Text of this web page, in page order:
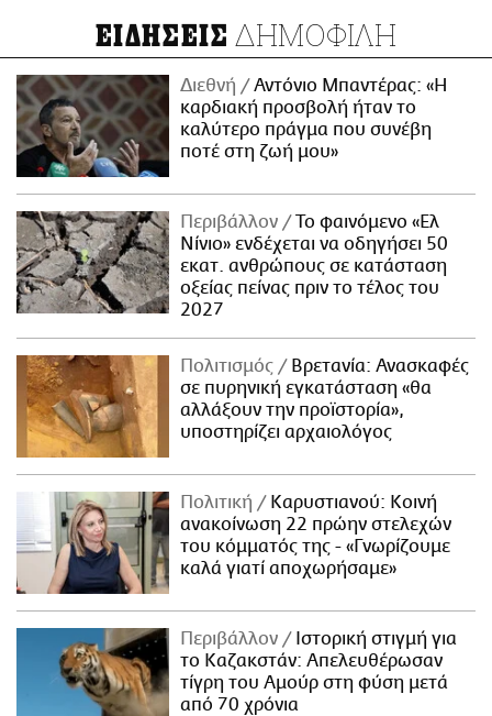
ΕΙΔΗΣΕΙΣ ΔΗΜΟΦΙΛΗ
Διεθνή
Αντόνιο Μπαντέρας: «Η
καρδιακή προσβολή ήταν το
καλύτερο πράγμα που συνέβη
ποτέ στη ζωή μου»
Περιβάλλον
Το φαινόμενο «Ελ
Νίνιο» ενδέχεται να οδηγήσει 50
εκατ. ανθρώπους σε κατάσταση
οξείας πείνας πριν το τέλος του
2027
Πολιτισμός
Βρετανία: Ανασκαφές
σε πυρηνική εγκατάσταση «θα
αλλάξουν την προϊστορία»,
υποστηρίζει αρχαιολόγος
Πολιτική
Καρυστιανού: Κοινή
ανακοίνωση 22 πρώην στελεχών
του κόμματός της - «Γνωρίζουμε
καλά γιατί αποχωρήσαμε»
Περιβάλλον
Ιστορική στιγμή για
το Καζακστάν: Απελευθέρωσαν
τίγρη του Αμούρ στη φύση μετά
από 70 χρόνια